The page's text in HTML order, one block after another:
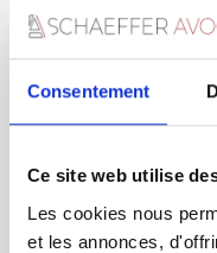
Consentement
Ce site web utilise
Les cookies nous
et les annonces,
pour garantir une
Le dossier DPE
prendre
en terme
période de 10
règlementé, il